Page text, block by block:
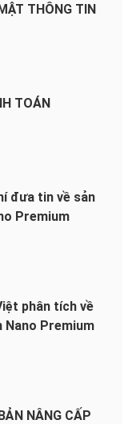
THÔNG TIN
TOÁN
đưa tin về sản
Premium
phân tích về
Nano Premium
NÂNG CẤP